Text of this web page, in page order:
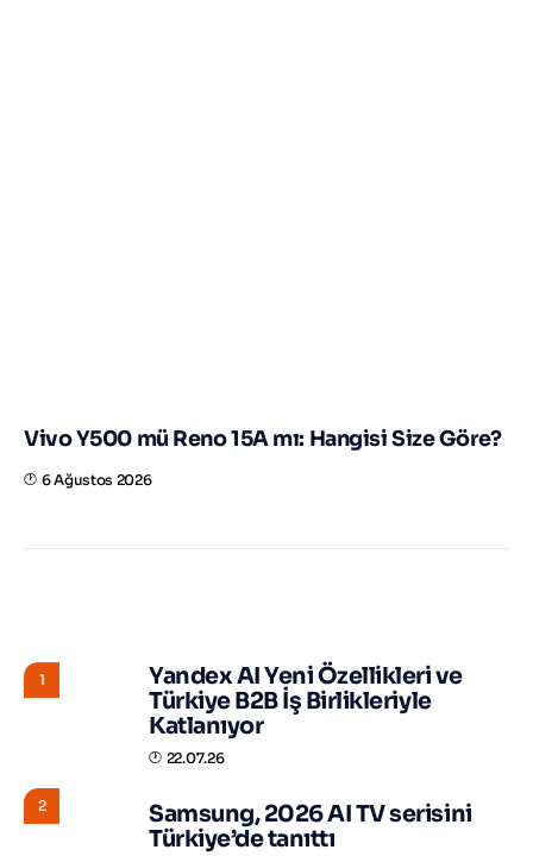
Vivo Y500 mü Reno 15A mı: Hangisi Size Göre?
6 Ağustos 2026
1
Yandex AI Yeni Özellikleri ve
Türkiye B2B İş Birlikleriyle
Katlanıyor
22.07.26
2
Samsung, 2026 AI TV serisini
Türkiye’de tanıttı